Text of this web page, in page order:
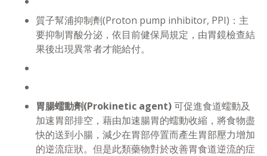
質子幫浦抑制劑(Proton pump inhibitor, PPI)：主
要抑制胃酸分泌，依目前健保局規定，由胃鏡檢查結
果後出現異常者才能給付。
胃腸蠕動劑(Prokinetic agent)可促進食道蠕動及
加速胃部排空，藉由加速腸胃的蠕動收縮，將食物盡
快的送到小腸，減少在胃部停置而產生胃部壓力增加
的逆流症狀。但是此類藥物對於改善胃食道逆流的症